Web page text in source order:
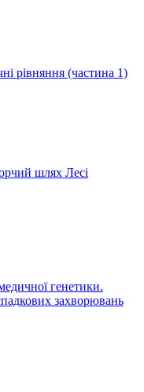
рівняння (частина 1)
шлях Лесі
генетики.
захворювань